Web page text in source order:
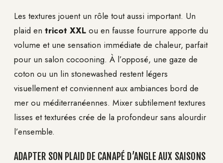
Les textures jouent un rôle tout aussi important. Un
plaid en tricot XXL ou en fausse fourrure apporte du
volume et une sensation immédiate de chaleur, parfait
pour un salon cocooning. À l’opposé, une gaze de
coton ou un lin stonewashed restent légers
visuellement et conviennent aux ambiances bord de
mer ou méditerranéennes. Mixer subtilement textures
lisses et texturées crée de la profondeur sans alourdir
l’ensemble.
ADAPTER SON PLAID DE CANAPÉ D’ANGLE AUX SAISONS